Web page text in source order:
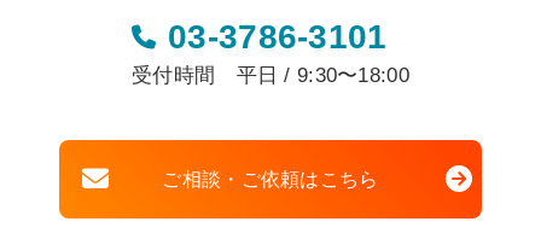
03-3786-3101
受付時間 平日 / 9:30〜18:00
ご相談・ご依頼はこちら